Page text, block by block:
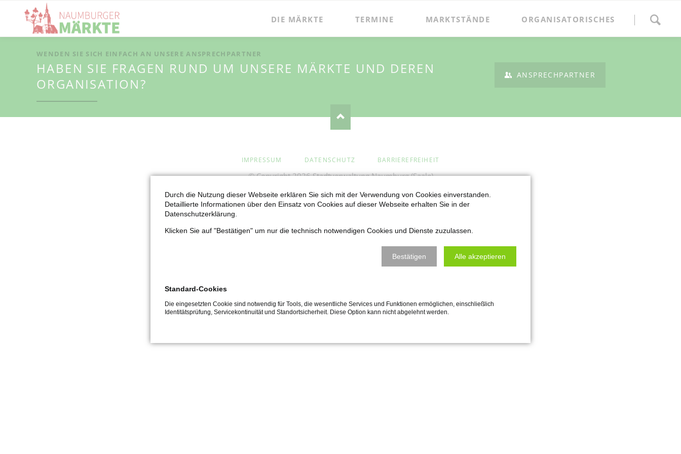
überspringen
DIE MÄRKTE TERMINE MARKTSTÄNDE ORGANISATORISCHES
WENDEN SIE SICH EINFACH AN UNSERE ANSPRECHPARTNER
HABEN SIE FRAGEN RUND UM UNSERE MÄRKTE UND DEREN
ORGANISATION?
ANSPRECHPARTNER
ÜBERSPRINGEN
IMPRESSUM DATENSCHUTZ BARRIEREFREIHEIT
© Copyright 2026 Stadtverwaltung Naumburg (Saale)
Durch die Nutzung dieser Webseite erklären Sie sich mit der Verwendung von Cookies einverstanden.
Detaillierte Informationen über den Einsatz von Cookies auf dieser Webseite erhalten Sie in der
Datenschutzerklärung.
Klicken Sie auf "Bestätigen" um nur die technisch notwendigen Cookies und Dienste zuzulassen.
Bestätigen Alle akzeptieren
Standard-Cookies
Die eingesetzten Cookie sind notwendig für Tools, die wesentliche Services und Funktionen ermöglichen, einschließlich
Identitätsprüfung, Servicekontinuität und Standortsicherheit. Diese Option kann nicht abgelehnt werden.